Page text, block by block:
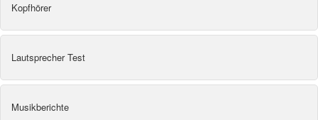
Kopfhörer
Lautsprecher Test
Musikberichte